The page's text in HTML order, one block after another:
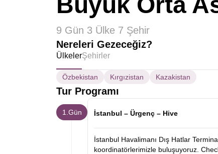
9 Gün 3 Ülke 7 Şehir
Nereleri Gezeceğiz?
ÜlkelerŞehirler
Özbekistan Kırgızistan Kazakistan
Tur Programı
1.Gün İstanbul – Ürgenç – Hive
İstanbul Havalimanı Dış Hatlar
koordinatörlerimizle buluşuyoruz.